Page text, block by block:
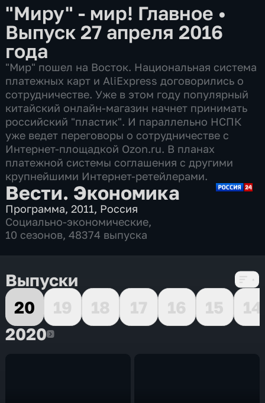
"Миру" - мир! Главное •
Выпуск 27 апреля 2016
года
"Мир" пошел на Восток. Национальная система
платежных карт и AliExpress договорились о
сотрудничестве. Уже в этом году популярный
китайский онлайн-магазин начнет принимать
российский "пластик". И параллельно НСПК
уже ведет переговоры о сотрудничестве с
Интернет-площадкой Ozon.ru. В планах
платежной системы соглашения с другими
крупнейшими Интернет-ретейлерами.
Вести. Экономика
Программа,2011, Россия
Социально-экономические,
10 сезонов, 48374 выпуска
Выпуски
20
19 18 17 16 15
14
20202020